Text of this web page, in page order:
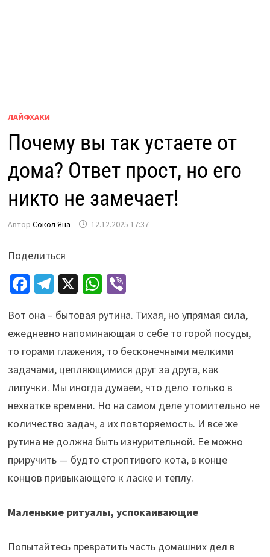
ЛАЙФХАКИ
Почему вы так устаете от
дома? Ответ прост, но его
никто не замечает!
Автор Сокол Яна 12.12.2025 17:37
Поделиться
Fa
b
o
o
k
Te
gr
a
m
X W
at
sA
p
p
Vi
er
Вот она – бытовая рутина. Тихая, но упрямая сила,
ежедневно напоминающая о себе то горой посуды,
то горами глажения, то бесконечными мелкими
задачами, цепляющимися друг за друга, как
липучки. Мы иногда думаем, что дело только в
нехватке времени. Но на самом деле утомительно не
количество задач, а их повторяемость. И все же
рутина не должна быть изнурительной. Ее можно
приручить — будто строптивого кота, в конце
концов привыкающего к ласке и теплу.
Маленькие ритуалы, успокаивающие
Попытайтесь превратить часть домашних дел в